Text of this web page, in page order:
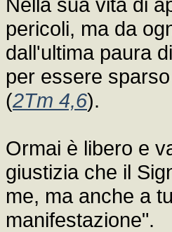
pericoli, ma da
dall'ultima paura
per essere
(2Tm 4,6).
Ormai è libero e
giustizia che il
me, ma anche a
manifestazione".